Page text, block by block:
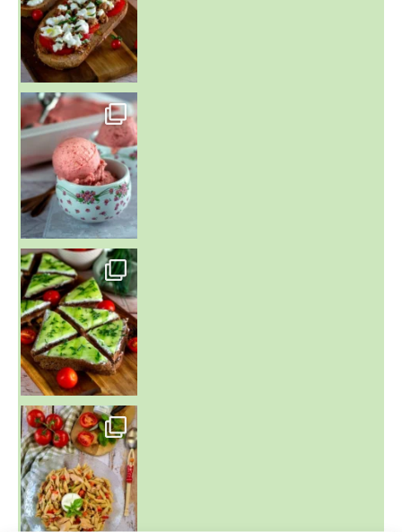
~ NICE CREAM À LA FRAISE ~
Presque un mois que
~ SALADE DE PÂTES AUX DEUX TOMATES THON ET BURRA